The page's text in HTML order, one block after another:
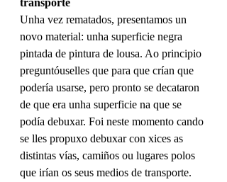
Unha vez rematados, presentamos un
novo material: unha superficie negra
pintada de pintura de lousa. Ao principio
preguntóuselles que para que crían que
podería usarse, pero pronto se decataron
de que era unha superficie na que se
podía debuxar. Foi neste momento cando
se lles propuxo debuxar con xices as
distintas vías, camiños ou lugares polos
que irían os seus medios de transporte.